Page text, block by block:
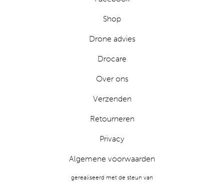
Shop
Drone advies
Drocare
Over ons
Verzenden
Retourneren
Privacy
Algemene voorwaarden
gerealiseerd met de steun van